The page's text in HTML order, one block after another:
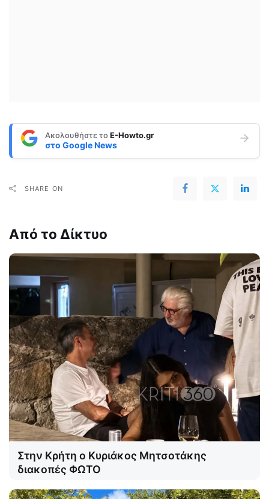
Ακολουθήστε τοE-Howto.gr
στο Google News
SHARE ON
Από το Δίκτυο
Στην Κρήτη ο Κυριάκος Μητσοτάκης
διακοπές ΦΩΤΟ